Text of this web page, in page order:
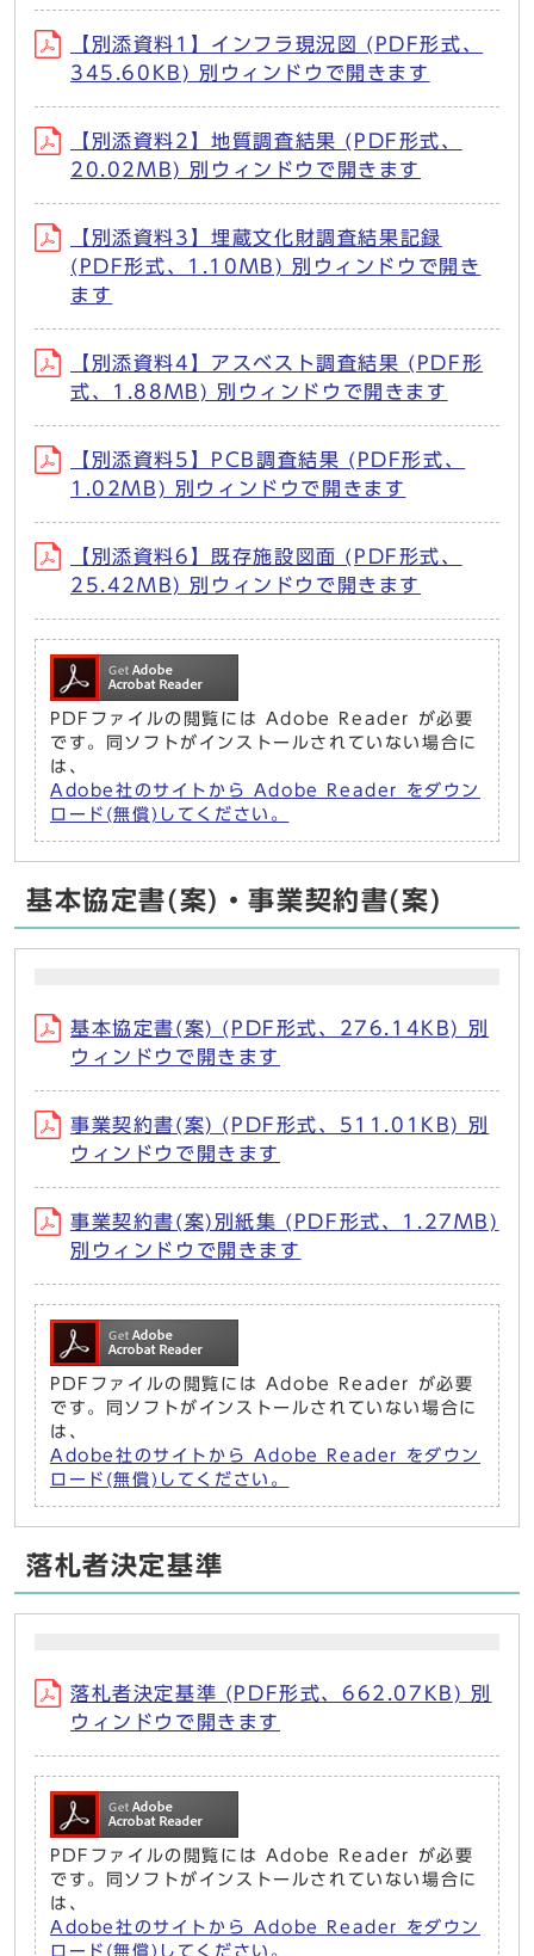
【別添資料1】インフラ現況図 (PDF形式、
345.60KB) 別ウィンドウで開きます
【別添資料2】地質調査結果 (PDF形式、
20.02MB) 別ウィンドウで開きます
【別添資料3】埋蔵文化財調査結果記録
(PDF形式、1.10MB) 別ウィンドウで開き
ます
【別添資料4】アスベスト調査結果 (PDF形
式、1.88MB) 別ウィンドウで開きます
【別添資料5】PCB調査結果 (PDF形式、
1.02MB) 別ウィンドウで開きます
【別添資料6】既存施設図面 (PDF形式、
25.42MB) 別ウィンドウで開きます
PDFファイルの閲覧には Adobe Reader が必要
です。同ソフトがインストールされていない場合に
は、
Adobe社のサイトから Adobe Reader をダウン
ロード(無償)してください。
基本協定書(案)・事業契約書(案)
基本協定書(案) (PDF形式、276.14KB) 別
ウィンドウで開きます
事業契約書(案) (PDF形式、511.01KB) 別
ウィンドウで開きます
事業契約書(案)別紙集 (PDF形式、1.27MB)
別ウィンドウで開きます
PDFファイルの閲覧には Adobe Reader が必要
です。同ソフトがインストールされていない場合に
は、
Adobe社のサイトから Adobe Reader をダウン
ロード(無償)してください。
落札者決定基準
落札者決定基準 (PDF形式、662.07KB) 別
ウィンドウで開きます
PDFファイルの閲覧には Adobe Reader が必要
です。同ソフトがインストールされていない場合に
は、
Adobe社のサイトから Adobe Reader をダウン
ロード(無償)してください。